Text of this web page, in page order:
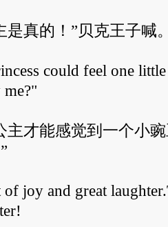
真的！”贝克王子喊
could feel one little
才能感觉到一个小豌
joy and great